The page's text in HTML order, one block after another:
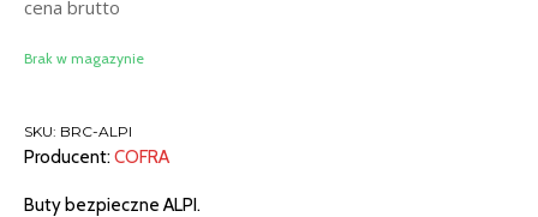
cena brutto
Brak w magazynie
SKU: BRC-ALPI
Producent:COFRA
Buty bezpieczne ALPI.